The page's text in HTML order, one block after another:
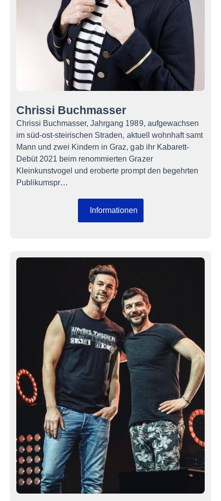
Chrissi Buchmasser
Chrissi Buchmasser, Jahrgang 1989, aufgewachsen
im süd-ost-steirischen Straden, aktuell wohnhaft samt
Mann und zwei Kindern in Graz, gab ihr Kabarett-
Debüt 2021 beim renommierten Grazer
Kleinkunstvogel und eroberte prompt den begehrten
Publikumspr…
Informationen